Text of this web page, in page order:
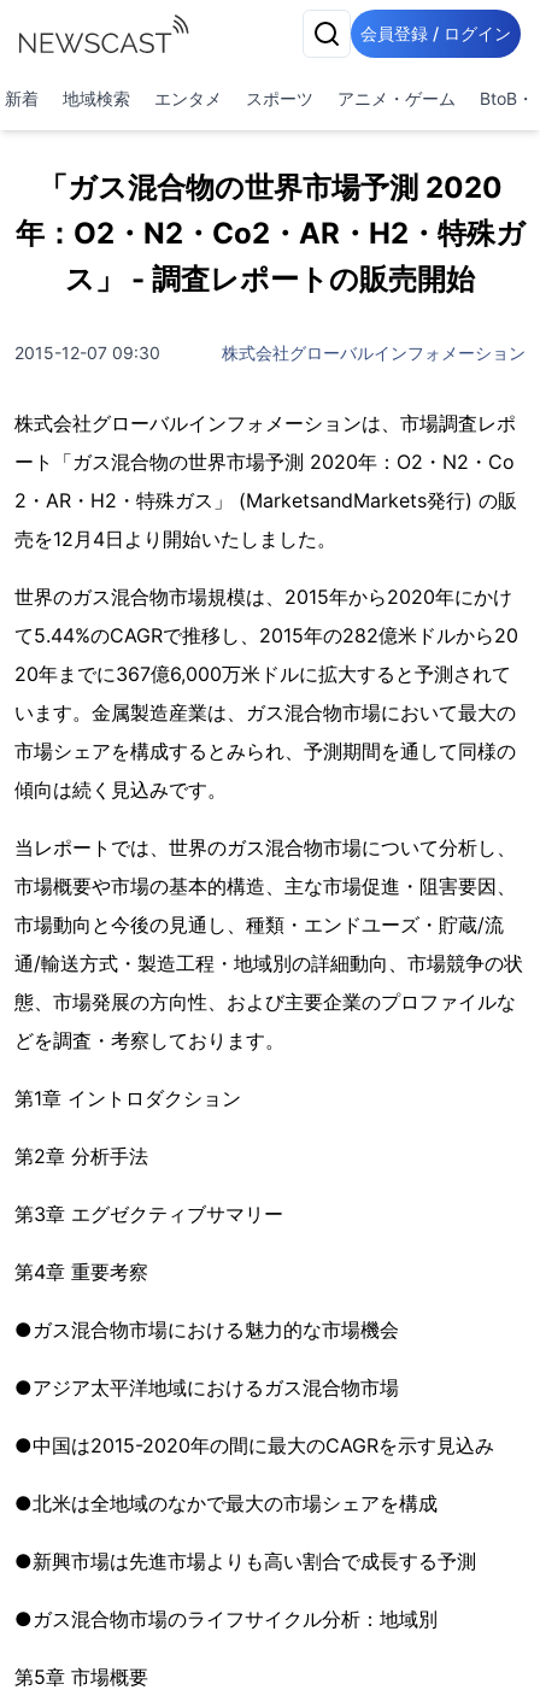
会員登録 / ログイン
新着 地域検索 エンタメ スポーツ アニメ・ゲーム BtoB・
「ガス混合物の世界市場予測 2020
年：O2・N2・Co2・AR・H2・特殊ガ
ス」 - 調査レポートの販売開始
2015-12-07 09:30 株式会社グローバルインフォメーション
株式会社グローバルインフォメーションは、市場調査レポ
ート「ガス混合物の世界市場予測 2020年：O2・N2・Co
2・AR・H2・特殊ガス」 (MarketsandMarkets発行) の販
売を12月4日より開始いたしました。
世界のガス混合物市場規模は、2015年から2020年にかけ
て5.44%のCAGRで推移し、2015年の282億米ドルから20
20年までに367億6,000万米ドルに拡大すると予測されて
います。金属製造産業は、ガス混合物市場において最大の
市場シェアを構成するとみられ、予測期間を通して同様の
傾向は続く見込みです。
当レポートでは、世界のガス混合物市場について分析し、
市場概要や市場の基本的構造、主な市場促進・阻害要因、
市場動向と今後の見通し、種類・エンドユーズ・貯蔵/流
通/輸送方式・製造工程・地域別の詳細動向、市場競争の状
態、市場発展の方向性、および主要企業のプロファイルな
どを調査・考察しております。
第1章 イントロダクション
第2章 分析手法
第3章 エグゼクティブサマリー
第4章 重要考察
●ガス混合物市場における魅力的な市場機会
●アジア太平洋地域におけるガス混合物市場
●中国は2015-2020年の間に最大のCAGRを示す見込み
●北米は全地域のなかで最大の市場シェアを構成
●新興市場は先進市場よりも高い割合で成長する予測
●ガス混合物市場のライフサイクル分析：地域別
第5章 市場概要